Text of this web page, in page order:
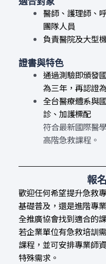
醫師、護理師、
團隊人員
負責醫院及大型
證書與特色
通過測驗即頒發
為三年，再認證
全台醫療體系與
診、加護標配
符合最新國際醫
高階急救課程。
報
歡迎任何希望提升急救
基礎普及，還是進階專
全推廣協會找到適合的
若企業單位有急救培訓
課程，並可安排專業師
特殊需求。